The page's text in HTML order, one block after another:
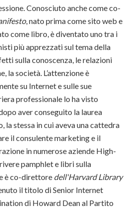
Conosciuto anche come co-
, nato prima come sito web e
come libro, è diventato uno tra i
più apprezzati sul tema della
sulla conoscenza, le relazioni
la società. L’attenzione è
su Internet e sulle sue
professionale lo ha visto
aver conseguito la laurea
la stessa in cui aveva una cattedra
il consulente marketing e il
in numerose aziende High-
pamphlet e libri sulla
è co-direttore dell'Harvard Library
il titolo di Senior Internet
di Howard Dean al Partito